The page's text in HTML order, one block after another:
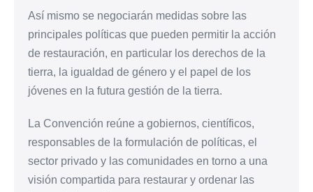
Así mismo se negociarán medidas sobre las
principales políticas que pueden permitir la acción
de restauración, en particular los derechos de la
tierra, la igualdad de género y el papel de los
jóvenes en la futura gestión de la tierra.
La Convención reúne a gobiernos, científicos,
responsables de la formulación de políticas, el
sector privado y las comunidades en torno a una
visión compartida para restaurar y ordenar las